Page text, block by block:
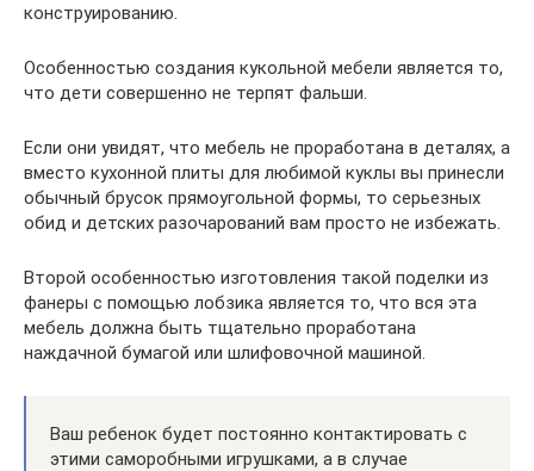
конструированию.
Особенностью создания кукольной мебели является то,
что дети совершенно не терпят фальши.
Если они увидят, что мебель не проработана в деталях, а
вместо кухонной плиты для любимой куклы вы принесли
обычный брусок прямоугольной формы, то серьезных
обид и детских разочарований вам просто не избежать.
Второй особенностью изготовления такой поделки из
фанеры с помощью лобзика является то, что вся эта
мебель должна быть тщательно проработана
наждачной бумагой или шлифовочной машиной.
Ваш ребенок будет постоянно контактировать с
этими саморобными игрушками, а в случае